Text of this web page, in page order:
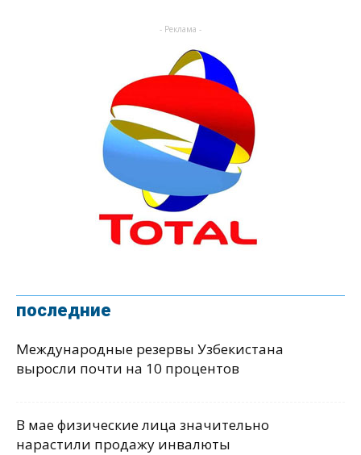
- Реклама -
последние
Международные резервы Узбекистана
выросли почти на 10 процентов
В мае физические лица значительно
нарастили продажу инвалюты